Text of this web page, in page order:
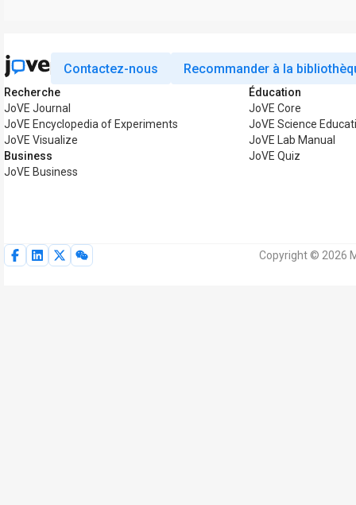
Contactez-nous Recommander à la
Recherche
JoVE Journal
JoVE Encyclopedia of Experiments
JoVE Visualize
Business
JoVE Business
Éducation
JoVE Core
JoVE Science
JoVE Lab Manual
JoVE Quiz
Copyright © 2026